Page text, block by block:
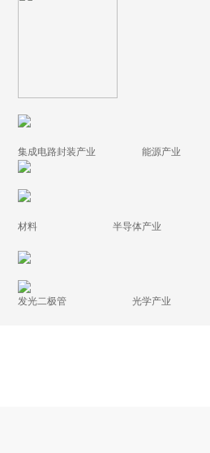
集成电路封装产业 能源产业
材料 半导体产业
发光二极管 光学产业